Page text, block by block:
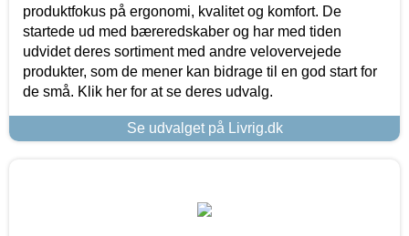
produktfokus på ergonomi, kvalitet og komfort. De
startede ud med bæreredskaber og har med tiden
udvidet deres sortiment med andre velovervejede
produkter, som de mener kan bidrage til en god start for
de små. Klik her for at se deres udvalg.
Se udvalget på Livrig.dk